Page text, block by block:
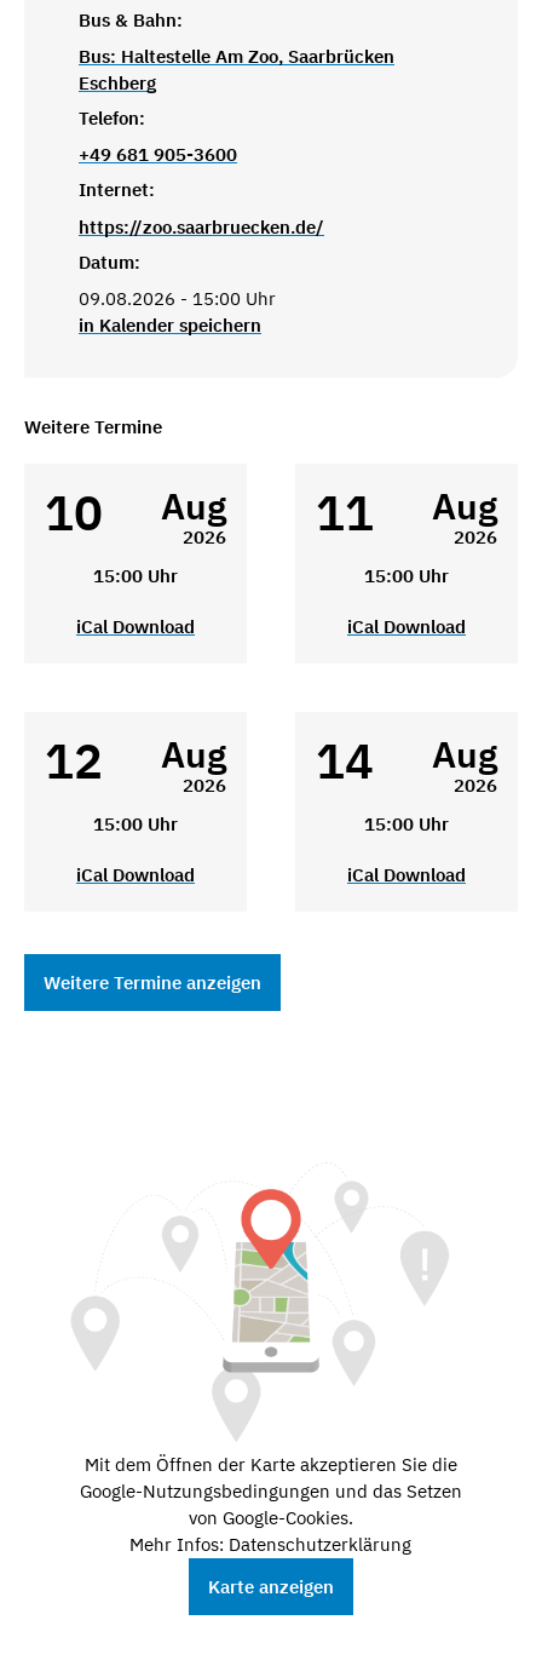
Bus & Bahn:
Bus: Haltestelle Am Zoo, Saarbrücken
Eschberg
Telefon:
+49 681 905-3600
Internet:
https://zoo.saarbruecken.de/
Datum:
09.08.2026 - 15:00 Uhr
in Kalender speichern
Weitere Termine
10 Aug
2026
15:00 Uhr
iCal Download
11 Aug
2026
15:00 Uhr
iCal Download
12 Aug
2026
15:00 Uhr
iCal Download
14 Aug
2026
15:00 Uhr
iCal Download
Weitere Termine anzeigen
Mit dem Öffnen der Karte akzeptieren Sie die
Google-Nutzungsbedingungen und das Setzen
von Google-Cookies.
Mehr Infos: Datenschutzerklärung
Karte anzeigen